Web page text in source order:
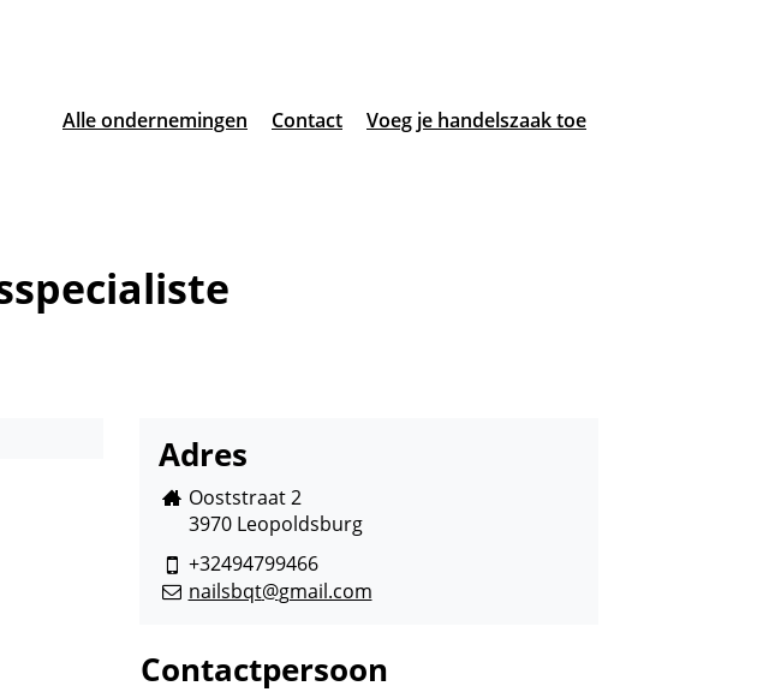
Alle ondernemingen Contact Voeg je handelszaak toe
Adres
Adres
Ooststraat 2
,3970 Leopoldsburg
Gsm
+32494799466
nailsbqt@gmail.com
Contactpersoon